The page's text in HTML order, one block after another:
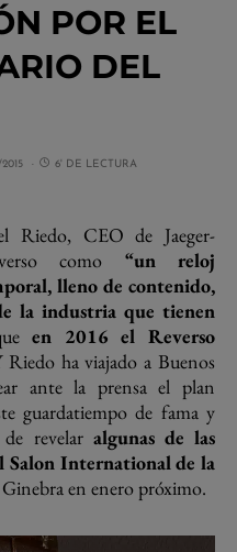
POR EL
DEL
2015 6' DE LECTURA
Riedo, CEO de Jaeger-
como “un reloj
lleno de contenido,
la industria que tienen
en 2016 el Reverso
Riedo ha viajado a Buenos
ante la prensa el plan
guardatiempo de fama y
revelar algunas de las
Salon International de la
en enero próximo.